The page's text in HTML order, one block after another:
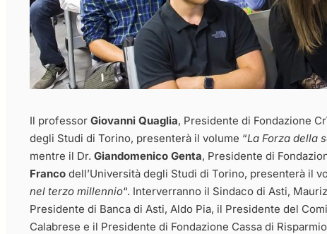
Il professor Giovanni Quaglia, Presidente di Fondazione
degli Studi di Torino, presenterà il volume “La Forza della
mentre il Dr. Giandomenico Genta, Presidente di
Franco dell’Università degli Studi di Torino, presenterà il
nel terzo millennio“. Interverranno il Sindaco di Asti,
Presidente di Banca di Asti, Aldo Pia, il Presidente del
Calabrese e il Presidente di Fondazione Cassa di